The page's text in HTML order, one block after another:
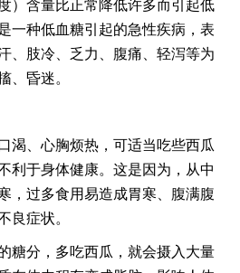
）含量比正常降低许多而引起低
一种低血糖引起的急性疾病，表
、肢冷、乏力、腹痛、轻泻等为
、昏迷。
渴、心胸烦热，可适当吃些西瓜
利于身体健康。这是因为，从中
，过多食用易造成胃寒、腹满腹
良症状。
糖分，多吃西瓜，就会摄入大量